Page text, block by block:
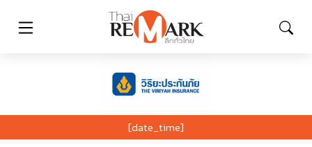
[date_time]